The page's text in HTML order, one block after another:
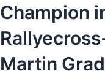
Champion
Martin